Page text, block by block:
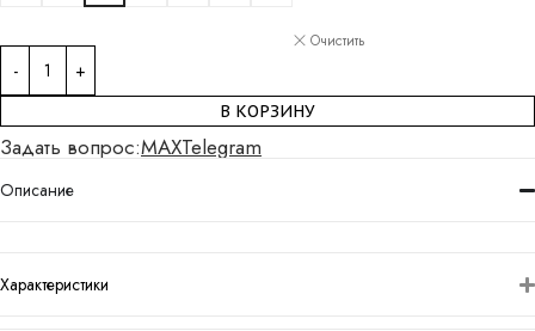
Очистить
В КОРЗИНУ
Задать вопрос:MAXTelegram
Описание
Характеристики